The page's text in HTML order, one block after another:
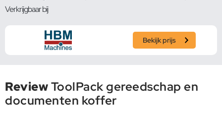
Verkrijgbaar bij
Bekijk prijs
ReviewToolPack gereedschap en
documenten koffer